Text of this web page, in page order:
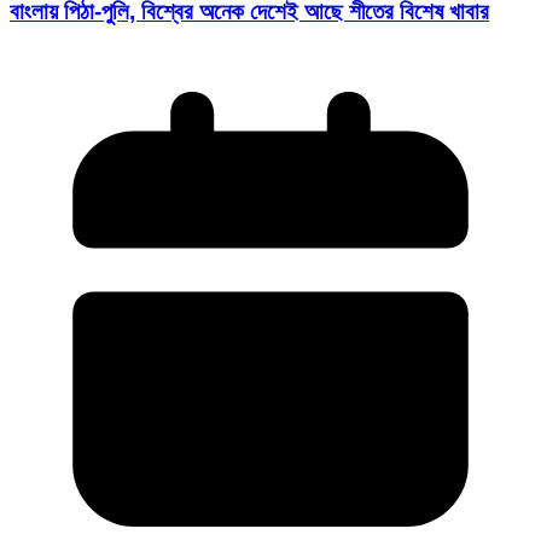
বাংলায় পিঠা-পুলি, বিশ্বের অনেক দেশেই আছে শীতের বিশেষ খাবার